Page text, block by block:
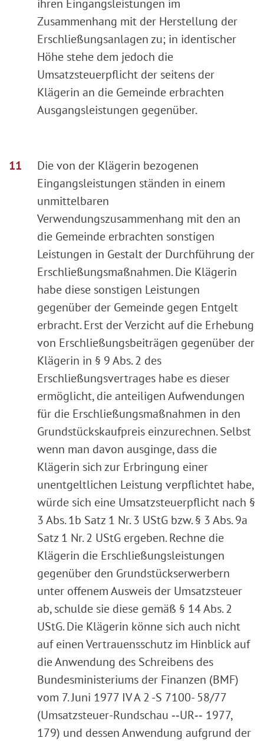
ihren Eingangsleistungen im
Zusammenhang mit der Herstellung der
Erschließungsanlagen zu; in identischer
Höhe stehe dem jedoch die
Umsatzsteuerpflicht der seitens der
Klägerin an die Gemeinde erbrachten
Ausgangsleistungen gegenüber.
Die von der Klägerin bezogenen
Eingangsleistungen ständen in einem
unmittelbaren
Verwendungszusammenhang mit den an
die Gemeinde erbrachten sonstigen
Leistungen in Gestalt der Durchführung der
Erschließungsmaßnahmen. Die Klägerin
habe diese sonstigen Leistungen
gegenüber der Gemeinde gegen Entgelt
erbracht. Erst der Verzicht auf die Erhebung
von Erschließungsbeiträgen gegenüber der
Klägerin in § 9 Abs. 2 des
Erschließungsvertrages habe es dieser
ermöglicht, die anteiligen Aufwendungen
für die Erschließungsmaßnahmen in den
Grundstückskaufpreis einzurechnen. Selbst
wenn man davon ausginge, dass die
Klägerin sich zur Erbringung einer
unentgeltlichen Leistung verpflichtet habe,
würde sich eine Umsatzsteuerpflicht nach §
3 Abs. 1b Satz 1 Nr. 3 UStG bzw. § 3 Abs. 9a
Satz 1 Nr. 2 UStG ergeben. Rechne die
Klägerin die Erschließungsleistungen
gegenüber den Grundstückserwerbern
unter offenem Ausweis der Umsatzsteuer
ab, schulde sie diese gemäß § 14 Abs. 2
UStG. Die Klägerin könne sich auch nicht
auf einen Vertrauensschutz im Hinblick auf
die Anwendung des Schreibens des
Bundesministeriums der Finanzen (BMF)
vom 7. Juni 1977 IV A 2 -S 7100- 58/77
(Umsatzsteuer-Rundschau ‑‑UR‑‑ 1977,
179) und dessen Anwendung aufgrund der